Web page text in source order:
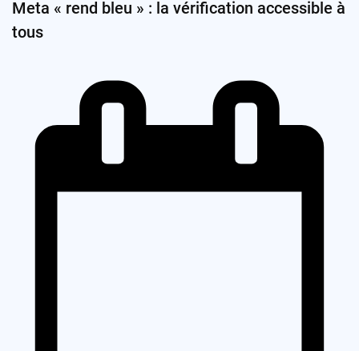
Meta « rend bleu » : la vérification accessible à
tous